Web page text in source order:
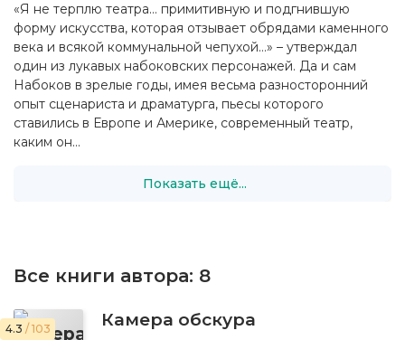
«Я не терплю театра… примитивную и подгнившую
форму искусства, которая отзывает обрядами каменного
века и всякой коммунальной чепухой…» – утверждал
один из лукавых набоковских персонажей. Да и сам
Набоков в зрелые годы, имея весьма разносторонний
опыт сценариста и драматурга, пьесы которого
ставились в Европе и Америке, современный театр,
каким он...
Показать ещё...
Все книги автора: 8
4.3 / 103 Камера обскура